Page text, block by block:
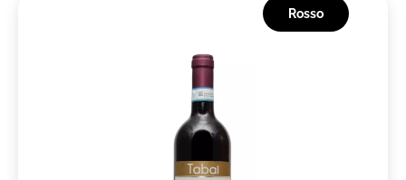
Rosso